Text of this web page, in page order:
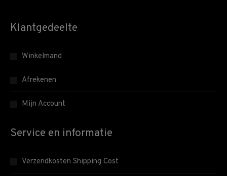
Klantgedeelte
Winkelmand
Afrekenen
Mijn Account
Service en informatie
Verzendkosten Shipping Cost